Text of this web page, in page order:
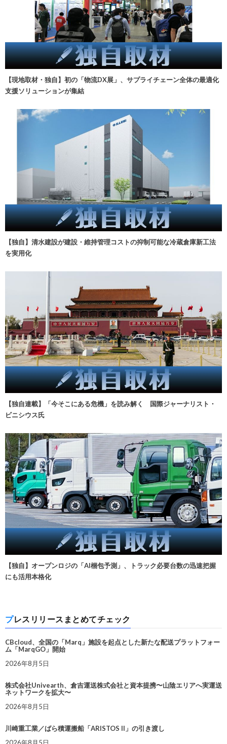
【現地取材・独自】初の「物流DX展」、サプライチェーン全体の最適化
支援ソリューションが集結
【独自】清水建設が建設・維持管理コストの抑制可能な冷蔵倉庫新工法
を実用化
【独自連載】「今そこにある危機」を読み解く 国際ジャーナリスト・
ビニシウス氏
【独自】オープンロジの「AI梱包予測」、トラック必要台数の迅速把握
にも活用本格化
プレスリリースまとめてチェック
CBcloud、全国の「Marq」施設を起点とした新たな配送プラットフォー
ム「MarqGO」開始
2026年8月5日
株式会社Univearth、倉吉運送株式会社と資本提携〜山陰エリアへ実運送
ネットワークを拡大〜
2026年8月5日
川崎重工業／ばら積運搬船「ARISTOS II」の引き渡し